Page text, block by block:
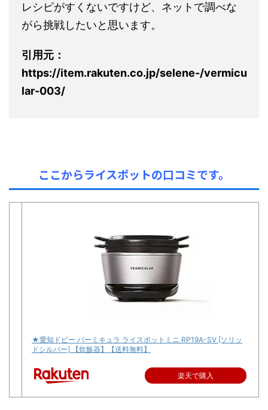
レシピがすくないですけど、ネットで調べな
がら挑戦したいと思います。
引用元：
https://item.rakuten.co.jp/selene-/vermicu
lar-003/
ここからライスポットの口コミです。
★愛知ドビー バーミキュラ ライスポットミニ RP19A-SV [ソリッ
ドシルバー] 【炊飯器】【送料無料】
楽天で購入